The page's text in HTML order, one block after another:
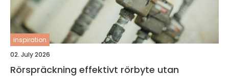
inspiration
02. July 2026
Rörspräckning effektivt rörbyte utan